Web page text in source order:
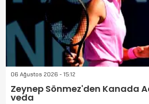
06 Ağustos 2026 - 15:12
Zeynep Sönmez'den Kanada
veda